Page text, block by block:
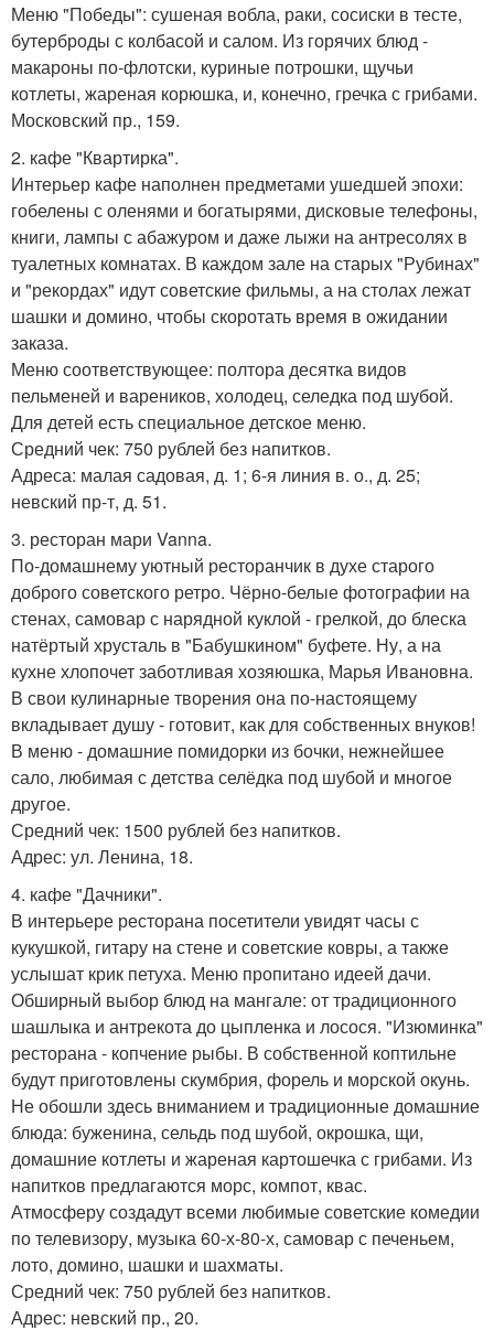
Меню "Победы": сушеная вобла, раки, сосиски в тесте,
бутерброды с колбасой и салом. Из горячих блюд -
макароны по-флотски, куриные потрошки, щучьи
котлеты, жареная корюшка, и, конечно, гречка с грибами.
Московский пр., 159.
2. кафе "Квартирка".
Интерьер кафе наполнен предметами ушедшей эпохи:
гобелены с оленями и богатырями, дисковые телефоны,
книги, лампы с абажуром и даже лыжи на антресолях в
туалетных комнатах. В каждом зале на старых "Рубинах"
и "рекордах" идут советские фильмы, а на столах лежат
шашки и домино, чтобы скоротать время в ожидании
заказа.
Меню соответствующее: полтора десятка видов
пельменей и вареников, холодец, селедка под шубой.
Для детей есть специальное детское меню.
Средний чек: 750 рублей без напитков.
Адреса: малая садовая, д. 1; 6-я линия в. о., д. 25;
невский пр-т, д. 51.
3. ресторан мари Vanna.
По-домашнему уютный ресторанчик в духе старого
доброго советского ретро. Чёрно-белые фотографии на
стенах, самовар с нарядной куклой - грелкой, до блеска
натёртый хрусталь в "Бабушкином" буфете. Ну, а на
кухне хлопочет заботливая хозяюшка, Марья Ивановна.
В свои кулинарные творения она по-настоящему
вкладывает душу - готовит, как для собственных внуков!
В меню - домашние помидорки из бочки, нежнейшее
сало, любимая с детства селёдка под шубой и многое
другое.
Средний чек: 1500 рублей без напитков.
Адрес: ул. Ленина, 18.
4. кафе "Дачники".
В интерьере ресторана посетители увидят часы с
кукушкой, гитару на стене и советские ковры, а также
услышат крик петуха. Меню пропитано идеей дачи.
Обширный выбор блюд на мангале: от традиционного
шашлыка и антрекота до цыпленка и лосося. "Изюминка"
ресторана - копчение рыбы. В собственной коптильне
будут приготовлены скумбрия, форель и морской окунь.
Не обошли здесь вниманием и традиционные домашние
блюда: буженина, сельдь под шубой, окрошка, щи,
домашние котлеты и жареная картошечка с грибами. Из
напитков предлагаются морс, компот, квас.
Атмосферу создадут всеми любимые советские комедии
по телевизору, музыка 60-х-80-х, самовар с печеньем,
лото, домино, шашки и шахматы.
Средний чек: 750 рублей без напитков.
Адрес: невский пр., 20.